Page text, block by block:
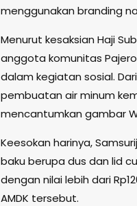
menggunakan branding
Menurut kesaksian Haji
anggota komunitas
dalam kegiatan sosial.
pembuatan air minum
mencantumkan gambar
Keesokan harinya,
baku berupa dus dan lid
dengan nilai lebih dari
AMDK tersebut.